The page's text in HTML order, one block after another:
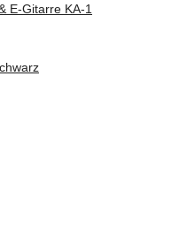
E-Gitarre KA-1